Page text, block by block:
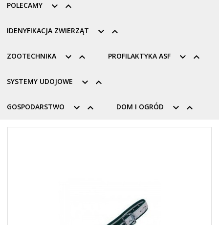
 
POLECAMY
 
IDENYFIKACJA ZWIERZĄT
 
ZOOTECHNIKA  
PROFILAKTYKA ASF
 
SYSTEMY UDOJOWE
 
GOSPODARSTWO  
DOM I OGRÓD